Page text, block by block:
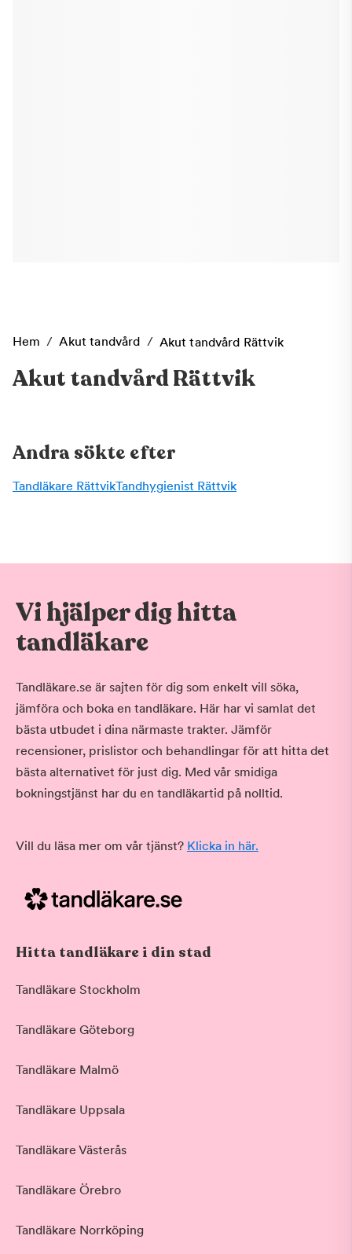
Hem / Akut tandvård / Akut tandvård Rättvik
Akut tandvård Rättvik
Andra sökte efter
Tandläkare RättvikTandhygienist Rättvik
Vi hjälper dig hitta
tandläkare
Tandläkare.se är sajten för dig som enkelt vill söka,
jämföra och boka en tandläkare. Här har vi samlat det
bästa utbudet i dina närmaste trakter. Jämför
recensioner, prislistor och behandlingar för att hitta det
bästa alternativet för just dig. Med vår smidiga
bokningstjänst har du en tandläkartid på nolltid.
Vill du läsa mer om vår tjänst? Klicka in här.
Hitta tandläkare i din stad
Tandläkare Stockholm
Tandläkare Göteborg
Tandläkare Malmö
Tandläkare Uppsala
Tandläkare Västerås
Tandläkare Örebro
Tandläkare Norrköping